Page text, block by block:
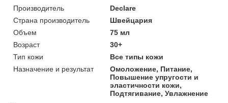
Производитель
Declare
Страна производитель
Швейцария
Объем
75 мл
Возраст
30+
Тип кожи
Все типы кожи
Назначение и результат
Омоложение, Питание,
Повышение упругости и
эластичности кожи,
Подтягивание, Увлажнение